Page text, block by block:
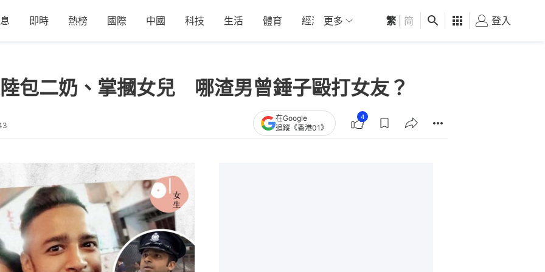
即時 熱榜 國際 中國 科技 生活 體育 經濟 01深圳 觀點 健康 好食玩飛
更多 繁 简 登入
包二奶、掌摑女兒 哪渣男曾錘子毆打女友？
在Google
追蹤《香港01》
4